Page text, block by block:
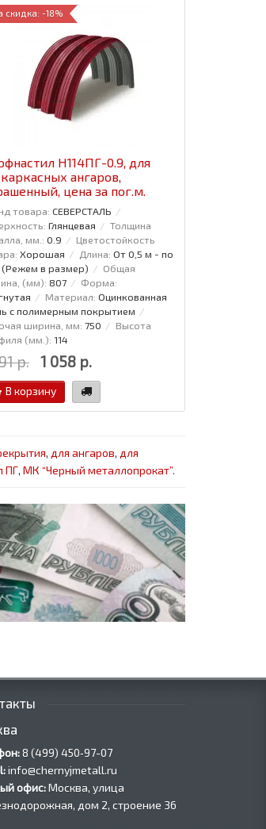
скидка: -18%
H114ПГ-0.9, для
ангаров,
цена за пог.м.
товара: СЕВЕРСТАЛЬ
Глянцевая
Толщина
мм.: 0.9
Цветостойкость
Хорошая Длина: От 0,5 м - по
(Режем в размер)
Общая
(мм): 807
Форма:
Материал: Оцинкованная
с полимерным покрытием
ширина, мм: 750
Высота
(мм.): 114
р. 1 058 р.
В корзину
, для ангаров, для
ПГ, МК “Черный металлопрокат”.
8 (499) 450‑97-07
info@chernyjmetall.ru
офис:Москва, улица
дом 2, строение 36